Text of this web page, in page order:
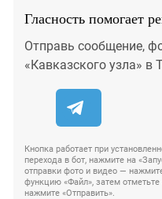
Гласность помогает
Отправь сообщение,
«Кавказского узла» в
Кнопка работает при
перехода в бот, нажмите на
отправки фото и видео —
функцию «Файл», затем
нажмите «Отправить».